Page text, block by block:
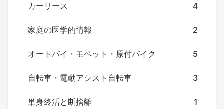
カーリース 4
家庭の医学的情報 2
オートバイ・モペット・原付バイク 5
自転車・電動アシスト自転車 3
単身終活と断捨離 1